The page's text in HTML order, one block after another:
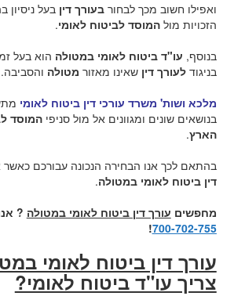
ואפילו חשוב מכך לבחורבעורך דין בעל ניסיון
הזכויות מולהמוסד לביטוח לאומי.
בנוסף, עו"ד ביטוח לאומי במטולה הוא בעל
בניגודלעורך דין שאינו מאזור מטולה והסביבה.
מלכא ושות' משרד עורכי דין ביטוח לאומי
בנושאים שונים ומגוונים אל מול סניפיהמוסד
הארץ.
בהתאם לכך אנו הבחירה הנכונה עבורכם
דין ביטוח לאומי במטולה.
מחפשים עורך דין ביטוח לאומי במטולה ?
700-702-755
!
עורך דין ביטוח לאומי
צריך עו"ד ביטוח לאומי?